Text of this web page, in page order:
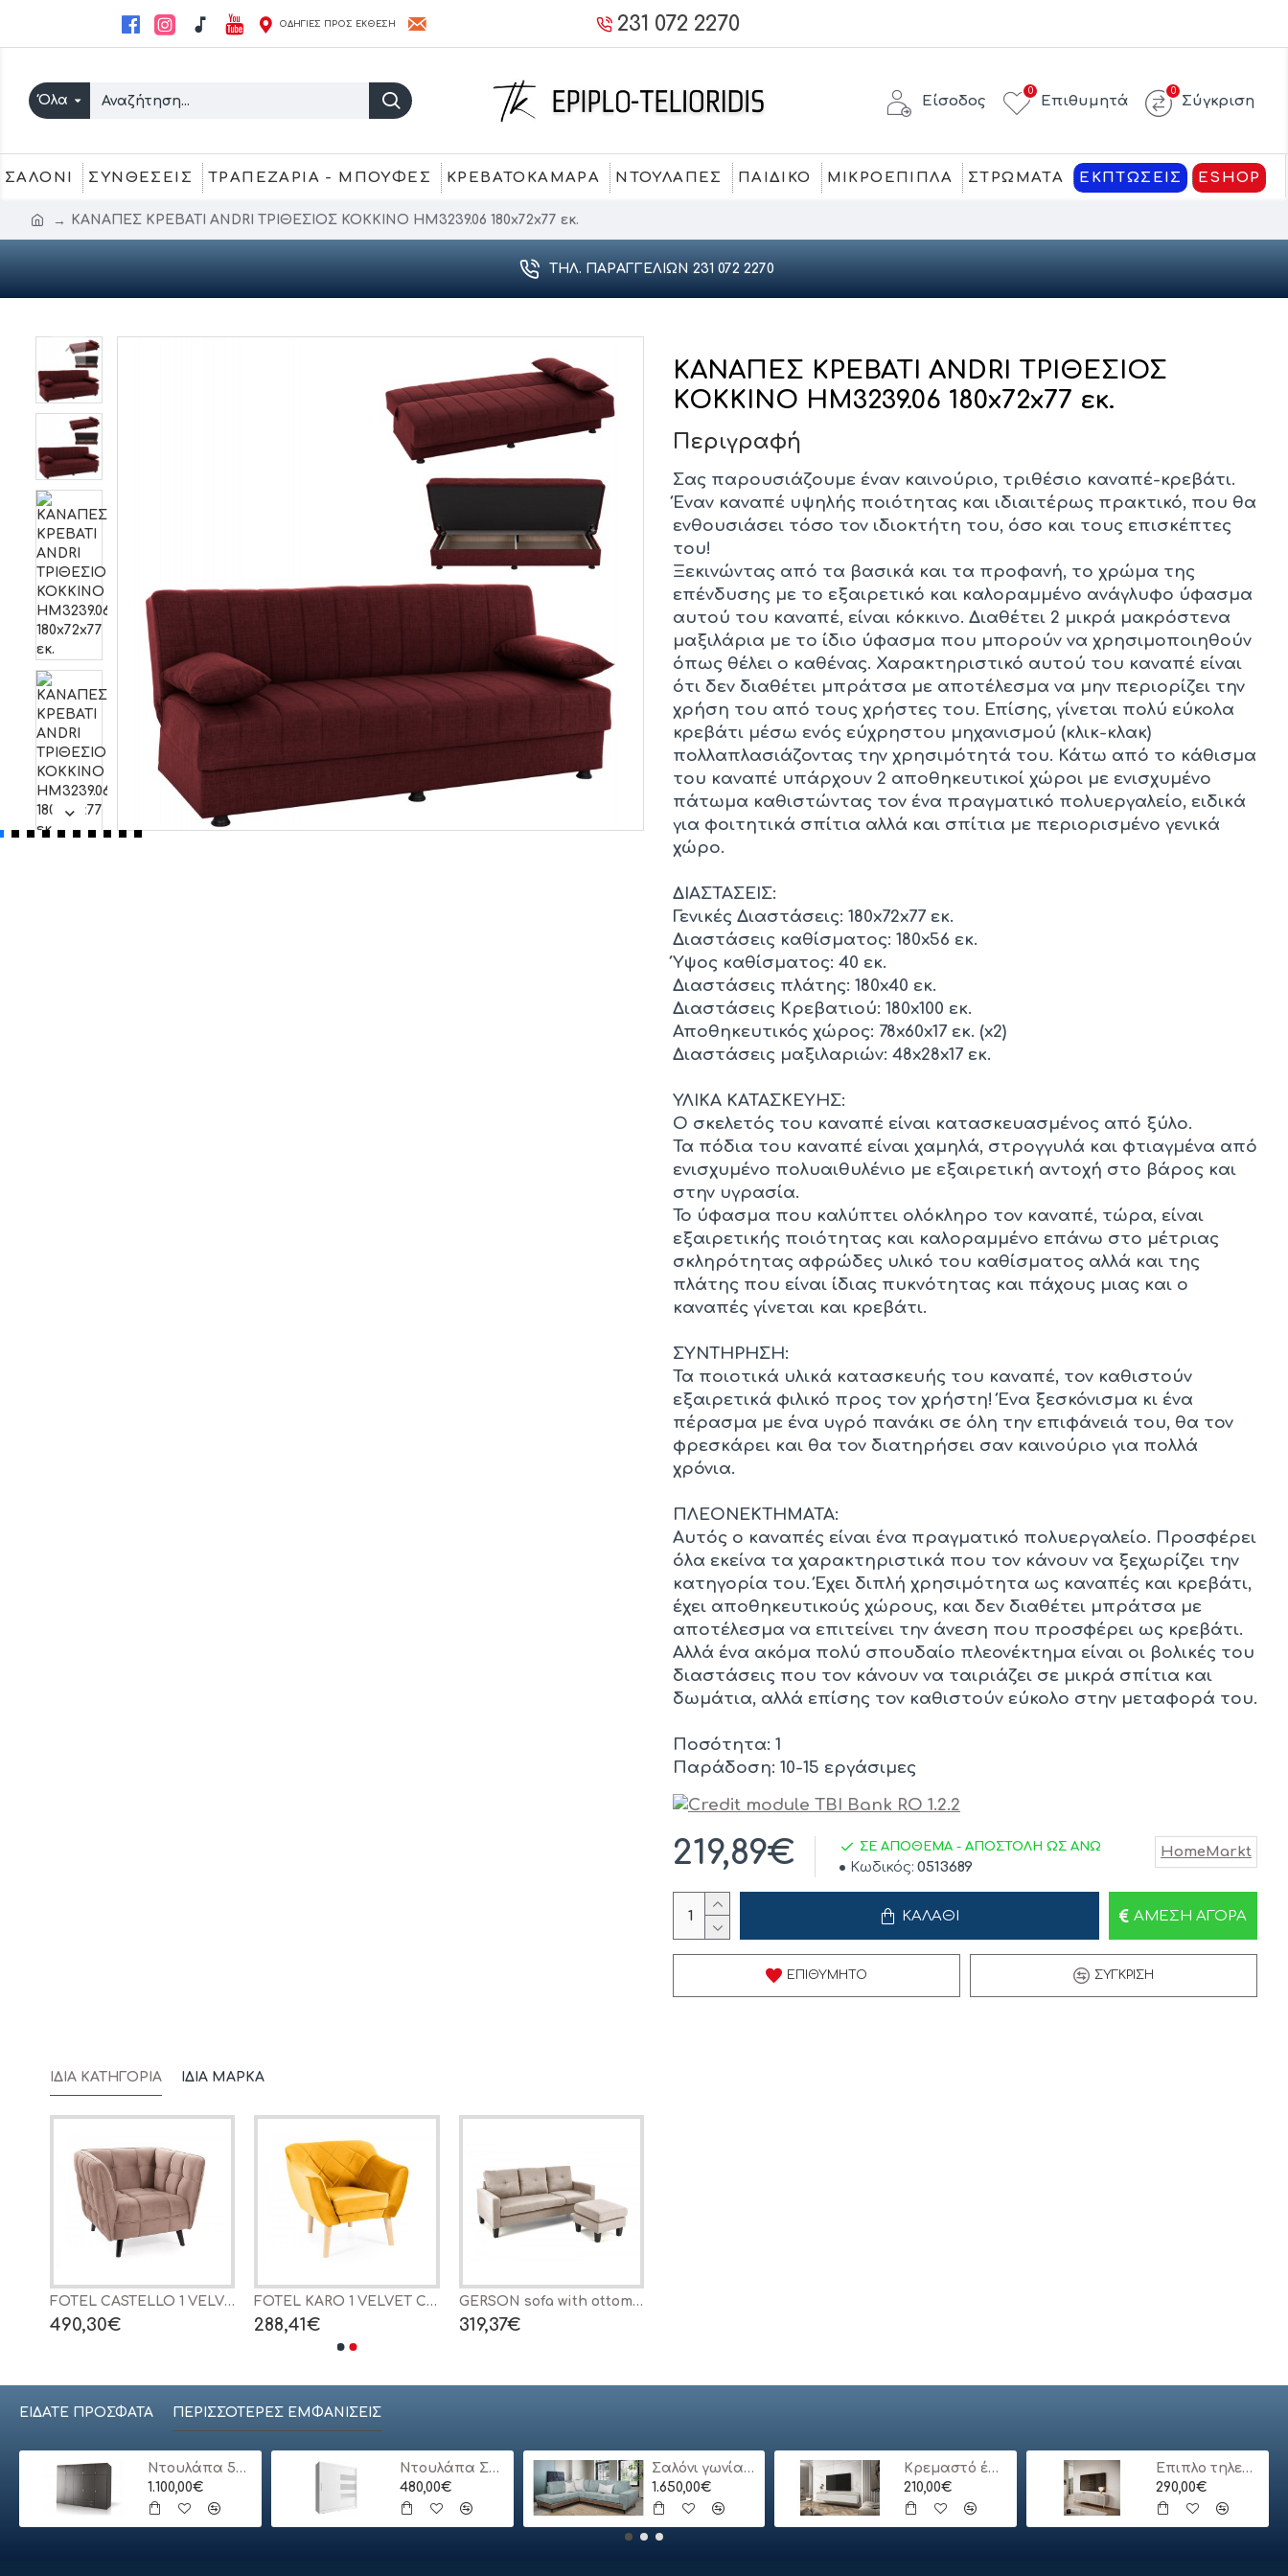
ΟΔΗΓΙΕΣ ΠΡΟΣ ΕΚΘΕΣΗ 231 072 2270
Όλα Είσοδος Επιθυμητά
0
Σύγκριση
0
ΣΑΛΟΝΙ ΣΥΝΘΕΣΕΙΣ ΤΡΑΠΕΖΑΡΙΑ - ΜΠΟΥΦΕΣ ΚΡΕΒΑΤΟΚΑΜΑΡΑ ΝΤΟΥΛΑΠΕΣ ΠΑΙΔΙΚΟ ΜΙΚΡΟΕΠΙΠΛΑ ΣΤΡΩΜΑΤΑ ΕΚΠΤΩΣΕΙΣ ESHOP
ΚΑΝΑΠΕΣ ΚΡΕΒΑΤΙ ANDRI ΤΡΙΘΕΣΙΟΣ ΚΟΚΚΙΝΟ HM3239.06 180x72x77 εκ.
ΤΗΛ. ΠΑΡΑΓΓΕΛΙΏΝ 231 072 2270
ΚΑΝΑΠΕΣ ΚΡΕΒΑΤΙ ANDRI ΤΡΙΘΕΣΙΟΣ
ΚΟΚΚΙΝΟ HM3239.06 180x72x77 εκ.
Περιγραφή
Σας παρουσιάζουμε έναν καινούριο, τριθέσιο καναπέ-κρεβάτι.
Έναν καναπέ υψηλής ποιότητας και ιδιαιτέρως πρακτικό, που θα
ενθουσιάσει τόσο τον ιδιοκτήτη του, όσο και τους επισκέπτες
του!
Ξεκινώντας από τα βασικά και τα προφανή, το χρώμα της
επένδυσης με το εξαιρετικό και καλοραμμένο ανάγλυφο ύφασμα
αυτού του καναπέ, είναι κόκκινο. Διαθέτει 2 μικρά μακρόστενα
μαξιλάρια με το ίδιο ύφασμα που μπορούν να χρησιμοποιηθούν
όπως θέλει ο καθένας. Χαρακτηριστικό αυτού του καναπέ είναι
ότι δεν διαθέτει μπράτσα με αποτέλεσμα να μην περιορίζει την
χρήση του από τους χρήστες του. Επίσης, γίνεται πολύ εύκολα
κρεβάτι μέσω ενός εύχρηστου μηχανισμού (κλικ-κλακ)
πολλαπλασιάζοντας την χρησιμότητά του. Κάτω από το κάθισμα
του καναπέ υπάρχουν 2 αποθηκευτικοί χώροι με ενισχυμένο
πάτωμα καθιστώντας τον ένα πραγματικό πολυεργαλείο, ειδικά
για φοιτητικά σπίτια αλλά και σπίτια με περιορισμένο γενικά
χώρο.
ΔΙΑΣΤΑΣΕΙΣ:
Γενικές Διαστάσεις: 180x72x77 εκ.
Διαστάσεις καθίσματος: 180x56 εκ.
Ύψος καθίσματος: 40 εκ.
Διαστάσεις πλάτης: 180x40 εκ.
Διαστάσεις Κρεβατιού: 180x100 εκ.
Αποθηκευτικός χώρος: 78x60x17 εκ. (x2)
Διαστάσεις μαξιλαριών: 48x28x17 εκ.
ΥΛΙΚΑ ΚΑΤΑΣΚΕΥΗΣ:
Ο σκελετός του καναπέ είναι κατασκευασμένος από ξύλο.
Τα πόδια του καναπέ είναι χαμηλά, στρογγυλά και φτιαγμένα από
ενισχυμένο πολυαιθυλένιο με εξαιρετική αντοχή στο βάρος και
στην υγρασία.
Το ύφασμα που καλύπτει ολόκληρο τον καναπέ, τώρα, είναι
εξαιρετικής ποιότητας και καλοραμμένο επάνω στο μέτριας
σκληρότητας αφρώδες υλικό του καθίσματος αλλά και της
πλάτης που είναι ίδιας πυκνότητας και πάχους μιας και ο
καναπές γίνεται και κρεβάτι.
ΣΥΝΤΗΡΗΣΗ:
Τα ποιοτικά υλικά κατασκευής του καναπέ, τον καθιστούν
εξαιρετικά φιλικό προς τον χρήστη! Ένα ξεσκόνισμα κι ένα
πέρασμα με ένα υγρό πανάκι σε όλη την επιφάνειά του, θα τον
φρεσκάρει και θα τον διατηρήσει σαν καινούριο για πολλά
χρόνια.
ΠΛΕΟΝΕΚΤΗΜΑΤΑ:
Αυτός ο καναπές είναι ένα πραγματικό πολυεργαλείο. Προσφέρει
όλα εκείνα τα χαρακτηριστικά που τον κάνουν να ξεχωρίζει την
κατηγορία του. Έχει διπλή χρησιμότητα ως καναπές και κρεβάτι,
έχει αποθηκευτικούς χώρους, και δεν διαθέτει μπράτσα με
αποτέλεσμα να επιτείνει την άνεση που προσφέρει ως κρεβάτι.
Αλλά ένα ακόμα πολύ σπουδαίο πλεονέκτημα είναι οι βολικές του
διαστάσεις που τον κάνουν να ταιριάζει σε μικρά σπίτια και
δωμάτια, αλλά επίσης τον καθιστούν εύκολο στην μεταφορά του.
Ποσότητα: 1
Παράδοση: 10-15 εργάσιμες
219,89€ ΣΕ ΑΠΟΘΕΜΑ - ΑΠΟΣΤΟΛΗ ΩΣ ΑΝΩ
Κωδικός: 0513689
HomeMarkt
ΚΑΛΆΘΙ ΆΜΕΣΗ ΑΓΟΡΆ
ΕΠΙΘΥΜΗΤΌ ΣΎΓΚΡΙΣΗ
ΊΔΙΑ ΚΑΤΗΓΟΡΊΑ ΊΔΙΑ ΜΆΡΚΑ
FOTEL CASTELLO 1 VELVET C. BEŻ BLUVEL 40 / WENGE
490,30€
FOTEL KARO 1 VELVET CURRY BLUVEL 68 / BUK
288,41€
GERSON sofa with ottoman, color: beige
319,37€
ΕΊΔΑΤΕ ΠΡΌΣΦΑΤΑ ΠΕΡΙΣΣΌΤΕΡΕΣ ΕΜΦΑΝΊΣΕΙΣ
Ντουλάπα 5φυλλη με πατάρι
1.100,00€
Ντουλάπα Συρόμενη 24113-MJ3-180 Χρώμα Λευκό 180x200x62cm
480,00€
Σαλόνι γωνία Bari
1.650,00€
Κρεμαστό έπιπλο τηλεόρασης ORO_MDF Λευκό 175x30x32cm
210,00€
Έπιπλο τηλεόρασης Lante μπεζ 163x51x38cm
290,00€